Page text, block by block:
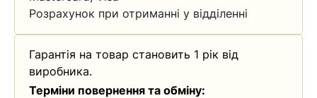
Розрахунок при отриманні у відділенні
Гарантія на товар становить 1 рік від
виробника.
Терміни повернення та обміну: